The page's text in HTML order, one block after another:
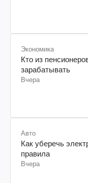
Экономика
Кто из
зарабатывать
Вчера
Авто
Как уберечь
правила
Вчера